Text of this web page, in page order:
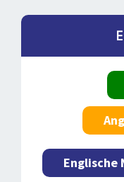
Englische